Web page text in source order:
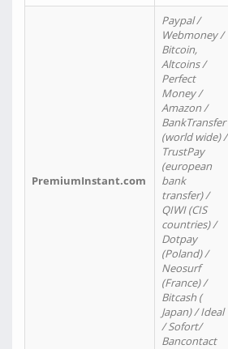
PremiumInstant.com
Paypal /
Webmoney /
Bitcoin,
Altcoins /
Perfect
Money /
Amazon /
BankTransfer
(world wide) /
TrustPay
(european
bank
transfer) /
QIWI (CIS
countries) /
Dotpay
(Poland) /
Neosurf
(France) /
Bitcash (
Japan) / Ideal
/ Sofort/
Bancontact